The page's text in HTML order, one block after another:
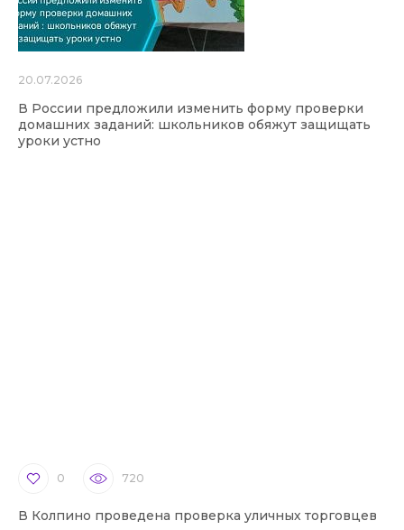
20.07.2026
В России предложили изменить форму проверки
домашних заданий: школьников обяжут защищать
уроки устно
0 720
В Колпино проведена проверка уличных торговцев